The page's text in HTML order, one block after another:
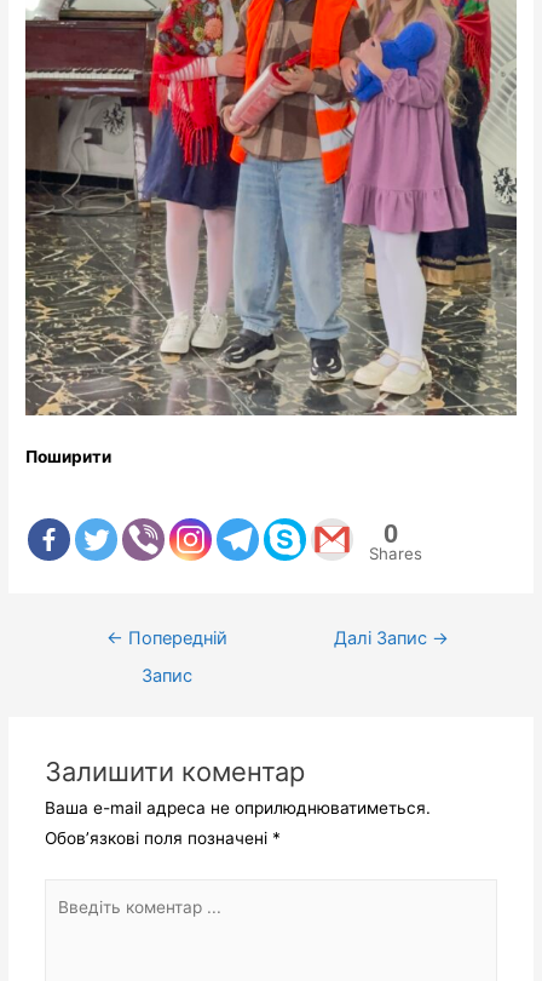
Поширити
0
Shares
← Попередній
Запис
Далі Запис →
Залишити коментар
Ваша e-mail адреса не оприлюднюватиметься.
Обов’язкові поля позначені *